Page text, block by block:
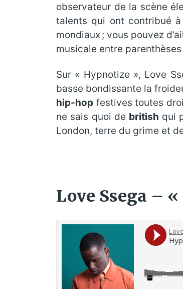
observateur de la scène
talents qui ont contribué
mondiaux ; vous pouvez
musicale entre
Sur « Hypnotize », Love
basse bondissante la
hip-hop festives toutes
ne sais quoi de british qui
London, terre du grime et
Love Ssega –